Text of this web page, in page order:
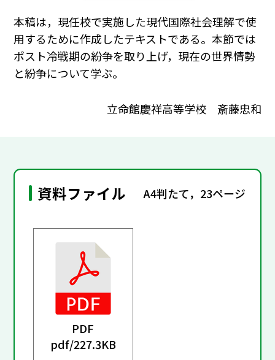
本稿は，現任校で実施した現代国際社会理解で使
用するために作成したテキストである。本節では
ポスト冷戦期の紛争を取り上げ，現在の世界情勢
と紛争について学ぶ。
立命館慶祥高等学校 斎藤忠和
資料ファイル A4判たて，23ページ
PDF
pdf/227.3KB